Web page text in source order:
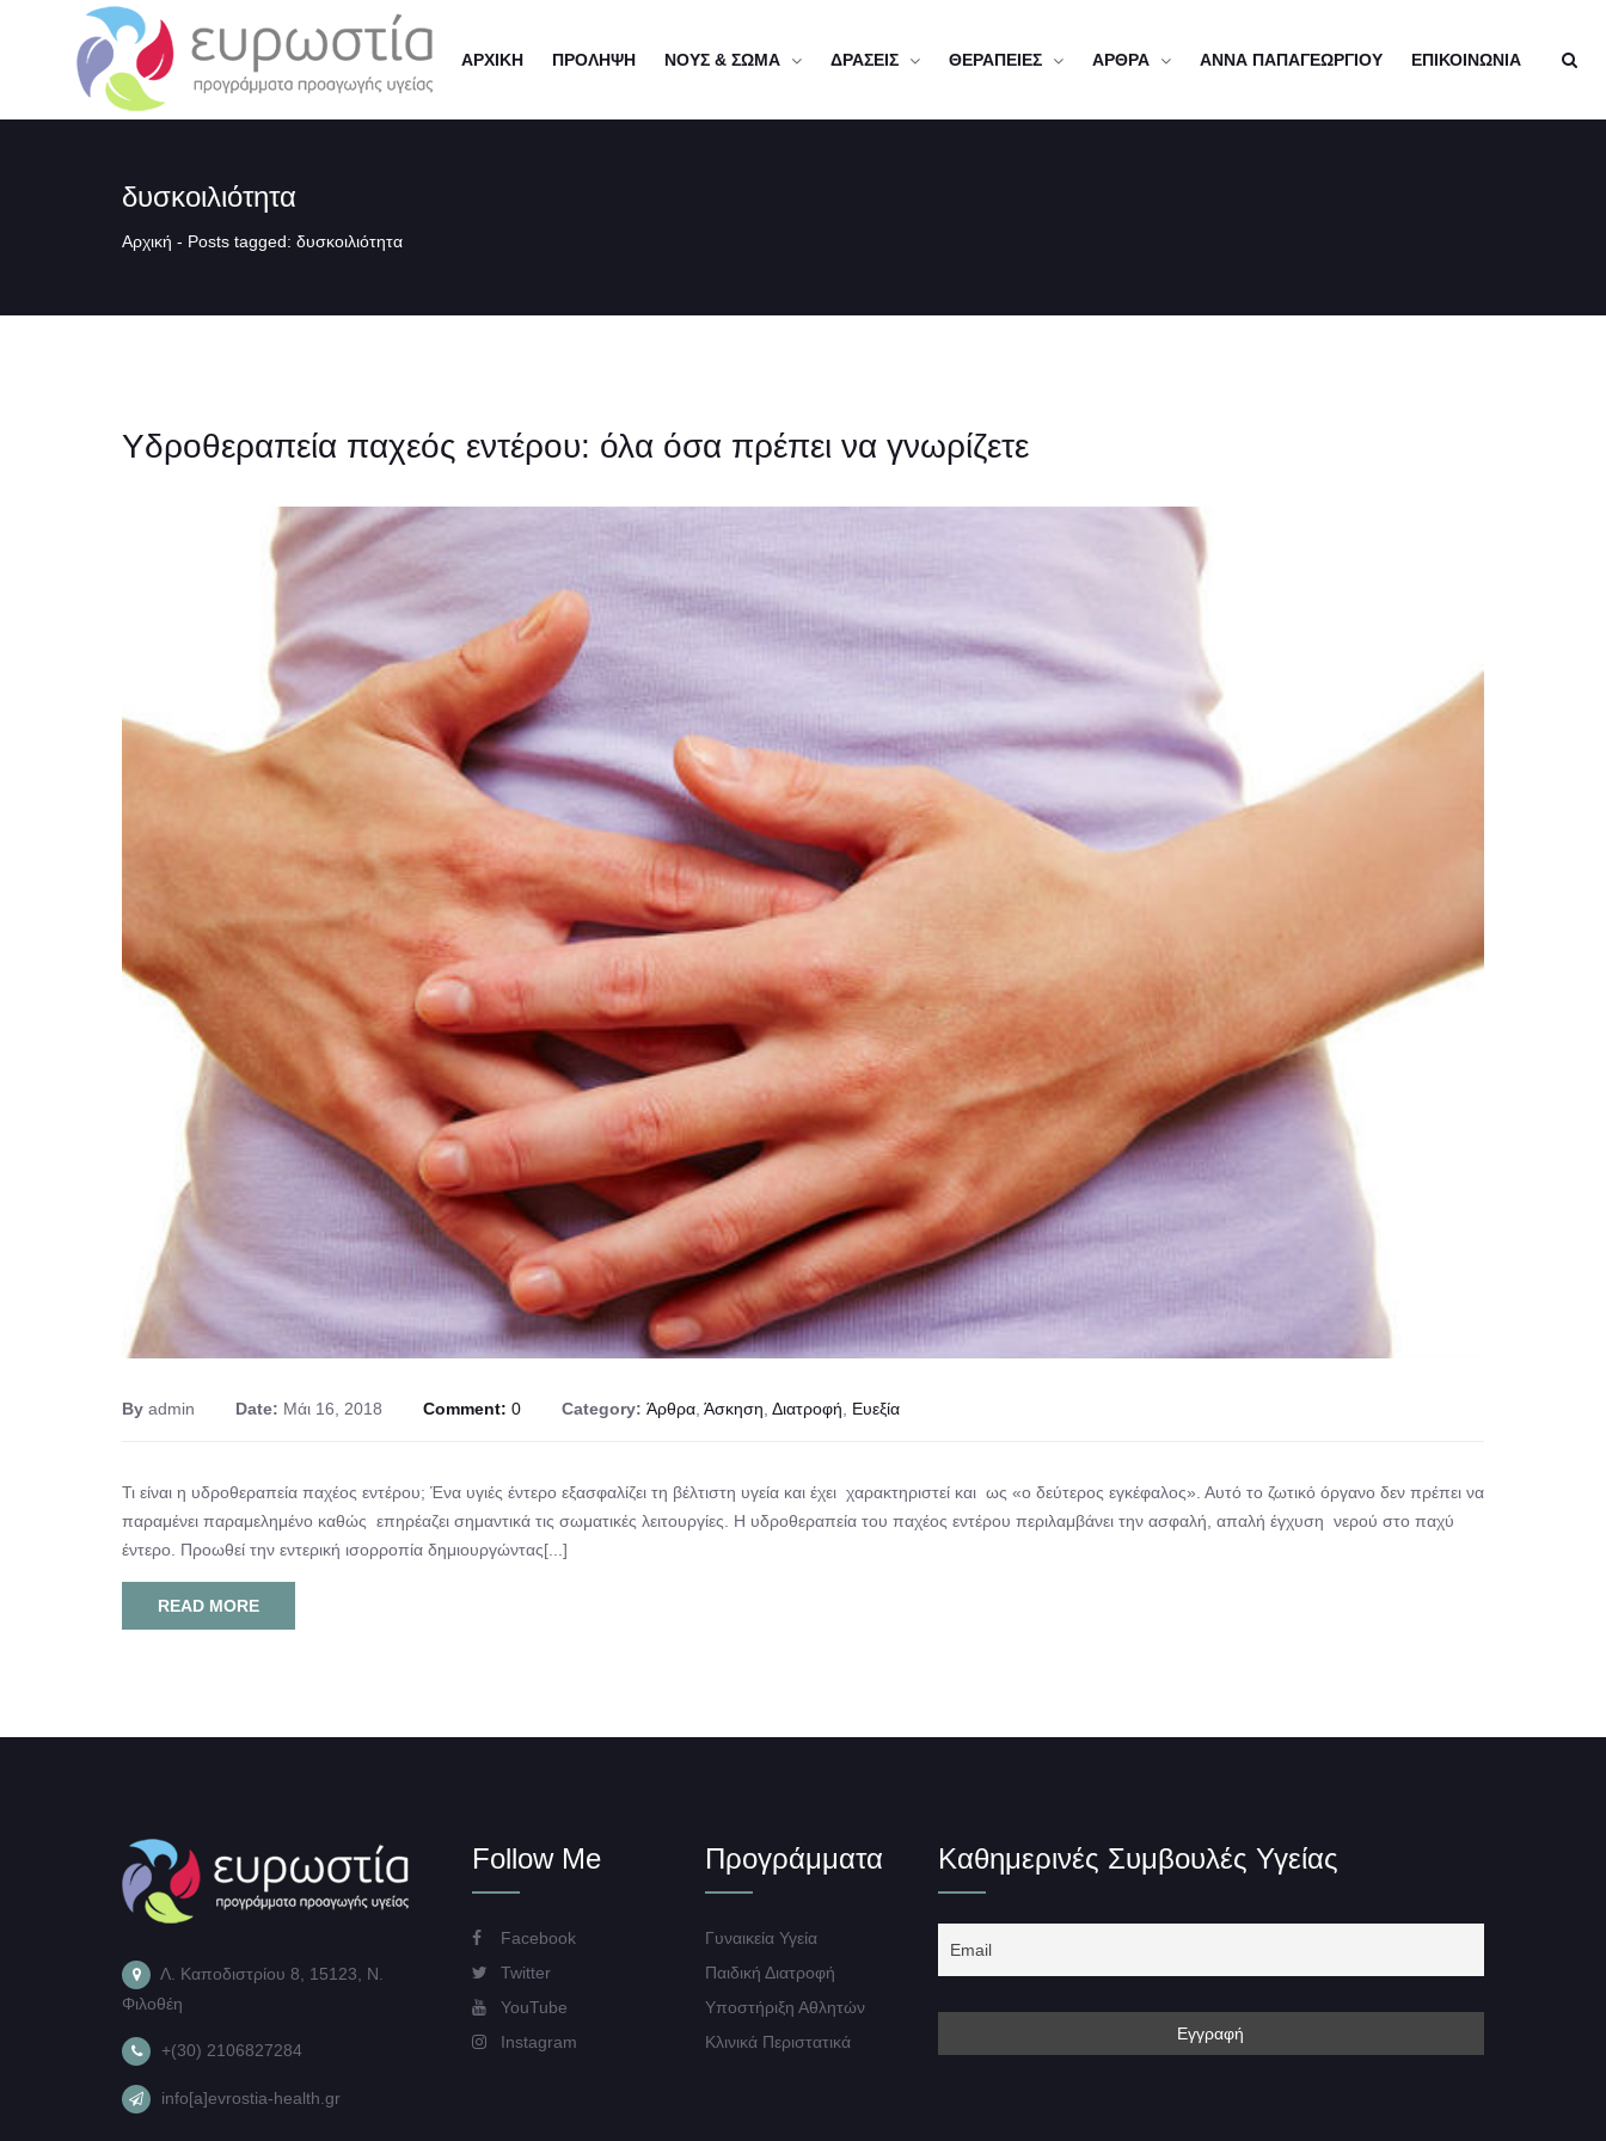
ΑΡΧΙΚΗ ΠΡΟΛΗΨΗ ΝΟΥΣ & ΣΩΜΑ ΔΡΑΣΕΙΣ ΘΕΡΑΠΕΙΕΣ ΑΡΘΡΑ ΑΝΝΑ ΠΑΠΑΓΕΩΡΓΙΟΥ ΕΠΙΚΟΙΝΩΝΙΑ
δυσκοιλιότητα
Αρχική - Posts tagged: δυσκοιλιότητα
Υδροθεραπεία παχεός εντέρου: όλα όσα πρέπει να γνωρίζετε
By admin Date: Μάι 16, 2018 Comment: 0 Category: Άρθρα Άσκηση Διατροφή Ευεξία
Τι είναι η υδροθεραπεία παχέος εντέρου; Ένα υγιές έντερο εξασφαλίζει τη βέλτιστη υγεία και έχει χαρακτηριστεί και ως «ο δεύτερος εγκέφαλος». Αυτό το ζωτικό όργανο δεν πρέπει να
παραμένει παραμελημένο καθώς επηρέαζει σημαντικά τις σωματικές λειτουργίες. Η υδροθεραπεία του παχέος εντέρου περιλαμβάνει την ασφαλή, απαλή έγχυση νερού στο παχύ
έντερο. Προωθεί την εντερική ισορροπία δημιουργώντας[...]
READ MORE
Λ. Καποδιστρίου 8, 15123, Ν.
Φιλοθέη
+(30) 2106827284
info[a]evrostia-health.gr
Follow Me
Facebook
Twitter
YouTube
Instagram
Προγράμματα
Γυναικεία Υγεία
Παιδική Διατροφή
Υποστήριξη Αθλητών
Κλινικά Περιστατικά
Καθημερινές Συμβουλές Υγείας